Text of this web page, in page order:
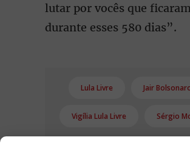
lutar por vocês que
durante esses 580 dias”.
Lula Livre Jair
Vigília Lula Livre Sérgio